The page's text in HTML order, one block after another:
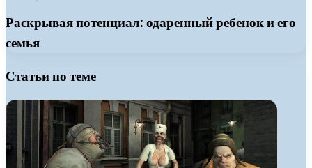
Раскрывая потенциал: одаренный ребенок и его
семья
Статьи по теме